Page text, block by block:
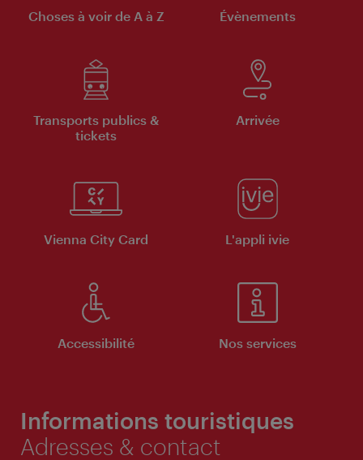
Choses à voir de A à Z Évènements
Transports publics &
tickets
Arrivée
Vienna City Card L'appli ivie
Accessibilité Nos services
Informations touristiques
Adresses & contact